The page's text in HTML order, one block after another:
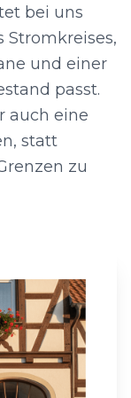
bei uns
und einer
passt.
auch eine
statt
zu